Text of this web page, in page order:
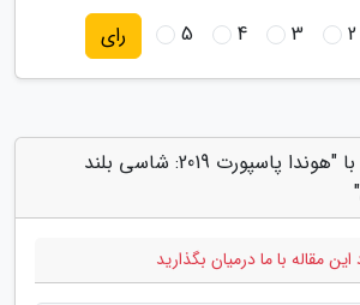
2
3
4
5 رای
دیدگاه های مرتبط با "هوندا پاسپورت 2019: شاسی بلند
مقاله با ما درمیان بگذارید